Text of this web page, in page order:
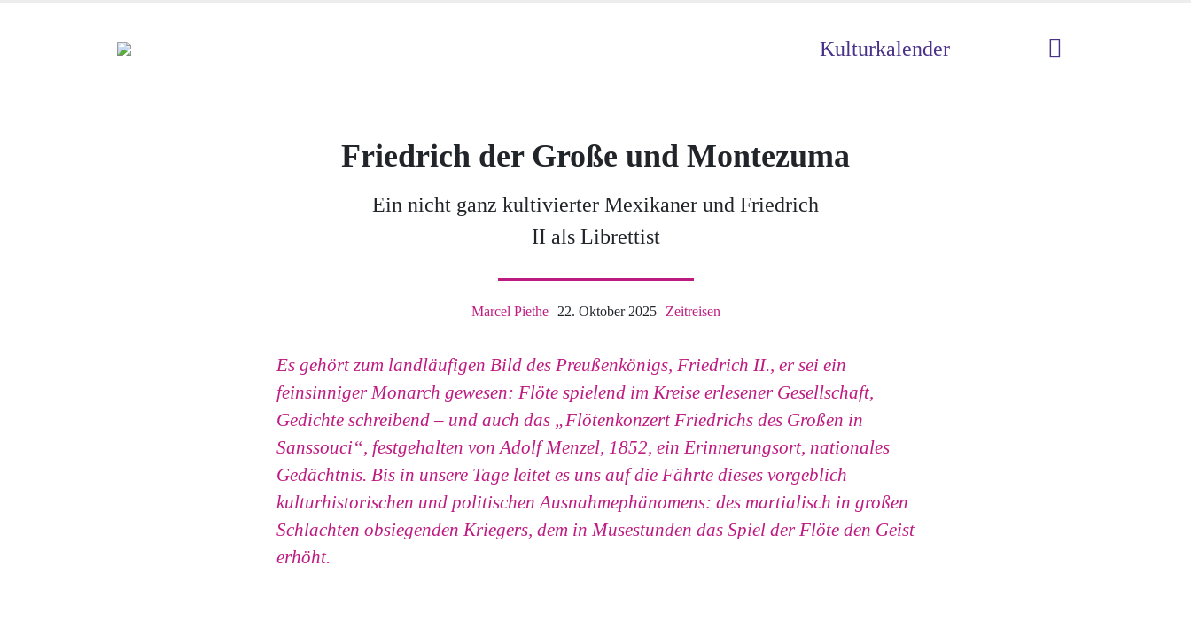
Kulturkalender
Friedrich der Große und Montezuma
Ein nicht ganz kultivierter Mexikaner und Friedrich
II als Librettist
Marcel Piethe 22. Oktober 2025 Zeitreisen
Es gehört zum landläufigen Bild des Preußenkönigs, Friedrich II., er sei ein
feinsinniger Monarch gewesen: Flöte spielend im Kreise erlesener Gesellschaft,
Gedichte schreibend – und auch das „Flötenkonzert Friedrichs des Großen in
Sanssouci“, festgehalten von Adolf Menzel, 1852, ein Erinnerungsort, nationales
Gedächtnis. Bis in unsere Tage leitet es uns auf die Fährte dieses vorgeblich
kulturhistorischen und politischen Ausnahmephänomens: des martialisch in großen
Schlachten obsiegenden Kriegers, dem in Musestunden das Spiel der Flöte den Geist
erhöht.